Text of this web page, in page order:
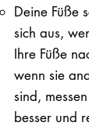
Deine Füße
sich aus,
Ihre Füße
wenn sie
sind,
besser und